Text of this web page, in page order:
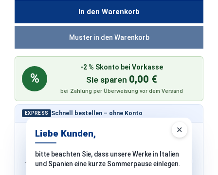
×
Liebe Kunden,
bitte beachten Sie, dass unsere Werke in Italien
und Spanien eine kurze Sommerpause einlegen.
In den Warenkorb
EXPRESS Schnell bestellen – ohne Konto
Adresse & Versand werden von PayPal übernommen
%
-2 % Skonto bei Vorkasse
Sie sparen 0,00 €
bei Zahlung per Überweisung vor dem Versand
Muster in den Warenkorb